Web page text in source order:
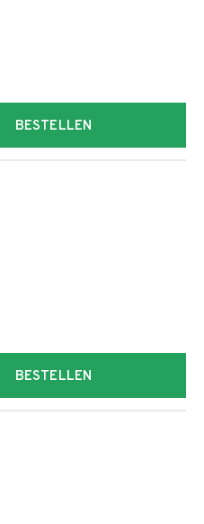
BESTELLEN
BESTELLEN